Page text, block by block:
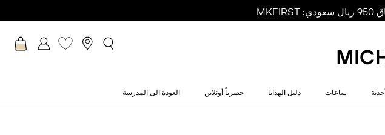
أحذية ساعات دليل الهدايا حصرياً أونلاين العودة الى المدرسة